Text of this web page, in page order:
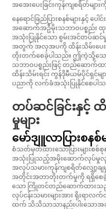
အအေးပေးခြင်းကုန်ကျစရိတ်များ
နေရောင်ခြည်ပြားစနစ်များနှင့် ပ
အဆောက်အဦမိုးသဘာဝပစ္စည်း
အသုံးပြုနိုင်သော စွမ်းအင်တပ်ဆင်
အတွက် အလှအပကို ထိန်းသိမ်းပေးသ
တိုးတက်စေခဲ့ပါသည်။ ဤကဲ့သို့သော
သဘာဝပစ္စည်းဖြင့် တည်ဆောက်ထ
ထိန်းသိမ်းရင်း ကွန်ဒိုမီယမ်ပိုင်ရှင်မ
ပညာကို လက်ခံအသုံးပြုနိုင်စေပါ
တပ်ဆင်ခြင်းနှင့်
မှုများ
မော်ဒျူလာပြားစနစ်မ
စံသတ်မှတ်ထားသောပြားများစစ်
အသုံးပြုသည့်အမိုးဆောက်လုပ်မှုလုပ်င
အလုပ်သမားကုန်ကျစရိတ်လျှော့ခ
အတိုင်းအတာတိုးတက်မှုကို ရရှိစေ
သော ကြိုတင်တည်ဆောက်ထားသည့်ပ
လုပ်ငန်းသမားများအား ရိုးရာ
ထက် သိသိသာသာနည်းပါးသောအခ